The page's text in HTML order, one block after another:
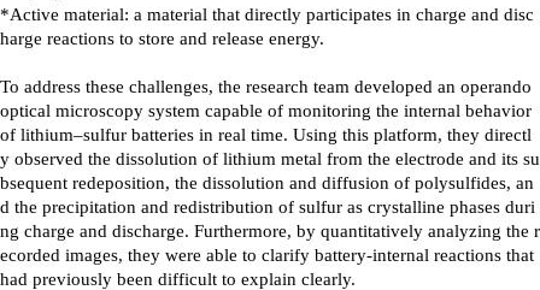
*Active material: a material that directly participates in charge and disc
harge reactions to store and release energy.
To address these challenges, the research team developed an operando
optical microscopy system capable of monitoring the internal behavior
of lithium–sulfur batteries in real time. Using this platform, they directl
y observed the dissolution of lithium metal from the electrode and its su
bsequent redeposition, the dissolution and diffusion of polysulfides, an
d the precipitation and redistribution of sulfur as crystalline phases duri
ng charge and discharge. Furthermore, by quantitatively analyzing the r
ecorded images, they were able to clarify battery-internal reactions that
had previously been difficult to explain clearly.